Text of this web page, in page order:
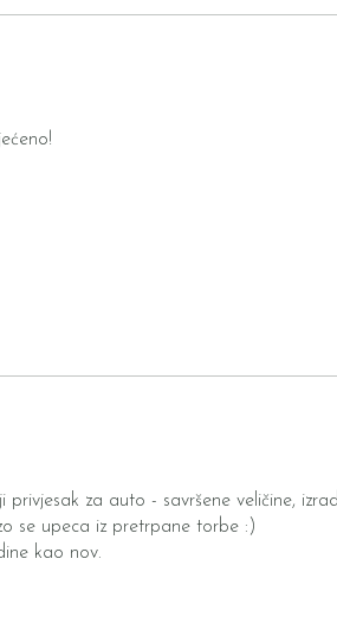
za auto - savršene veličine,
se upeca iz pretrpane torbe :)
kao nov.